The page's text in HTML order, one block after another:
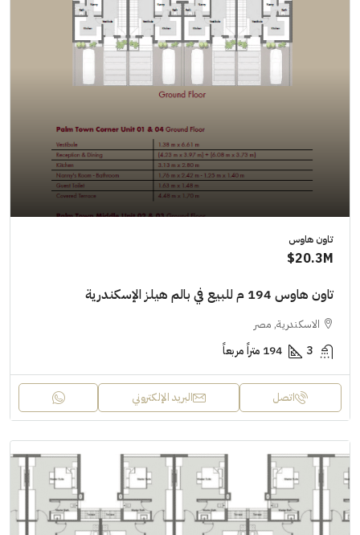
تاون هاوس
20.3M$
تاون هاوس 194 م للبيع في بالم هيلز الإسكندرية
الاسكندرية, مصر
3 194 متراً مربعاً
اتصل البريد الإلكتروني